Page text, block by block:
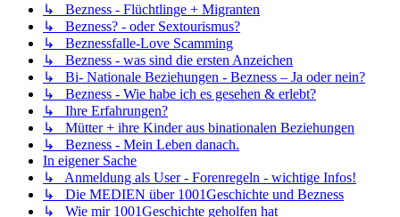
↳ Bezness - Flüchtlinge + Migranten
↳ Bezness? - oder Sextourismus?
↳ Beznessfalle-Love Scamming
↳ Bezness - was sind die ersten Anzeichen
↳ Bi- Nationale Beziehungen - Bezness – Ja oder nein?
↳ Bezness - Wie habe ich es gesehen & erlebt?
↳ Ihre Erfahrungen?
↳ Mütter + ihre Kinder aus binationalen Beziehungen
↳ Bezness - Mein Leben danach.
In eigener Sache
↳ Anmeldung als User - Forenregeln - wichtige Infos!
↳ Die MEDIEN über 1001Geschichte und Bezness
↳ Wie mir 1001Geschichte geholfen hat